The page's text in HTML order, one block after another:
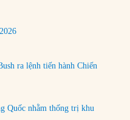
ra lệnh tiến hành Chiến
Quốc nhằm thống trị khu